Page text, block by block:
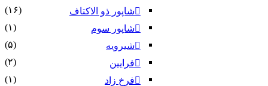
شاپور ذو الاکتاف
(۱۶)
شاپور سوم‏
(۱)
شیرویه
(۵)
فرایین
(۲)
فرخ زاد
(۱)